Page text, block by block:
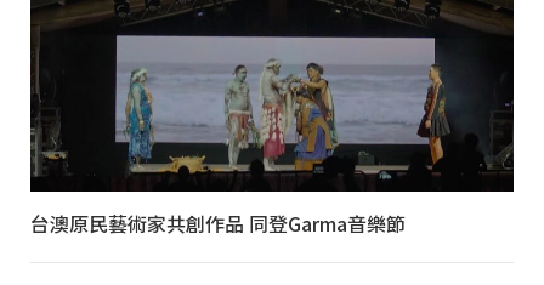
台澳原民藝術家共創作品 同登Garma音樂節